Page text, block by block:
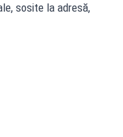
sosite la adresă,